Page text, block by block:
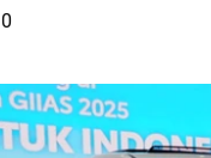
0